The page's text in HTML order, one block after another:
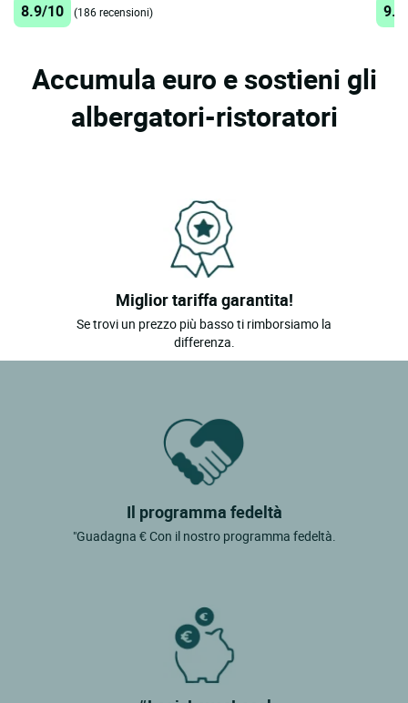
8.9/10 (186 recensioni)
Accumula euro e sostieni gli
albergatori-ristoratori
Miglior tariffa garantita!
Se trovi un prezzo più basso ti rimborsiamo la
differenza.
Il programma fedeltà
"Guadagna € Con il nostro programma fedeltà.